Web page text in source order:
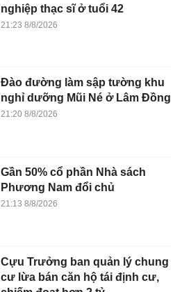
nghiệp thạc sĩ ở tuổi 42
21:23 8/8/2026
Đào đường làm sập tường khu
nghỉ dưỡng Mũi Né ở Lâm Đồng
21:20 8/8/2026
Gần 50% cổ phần Nhà sách
Phương Nam đổi chủ
21:13 8/8/2026
Cựu Trưởng ban quản lý chung
cư lừa bán căn hộ tái định cư,